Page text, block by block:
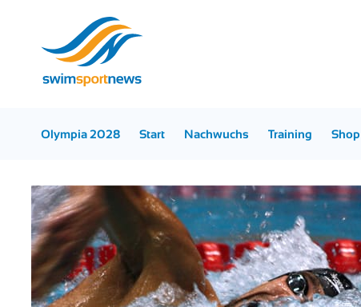
Olympia 2028 Start Nachwuchs Training Shop